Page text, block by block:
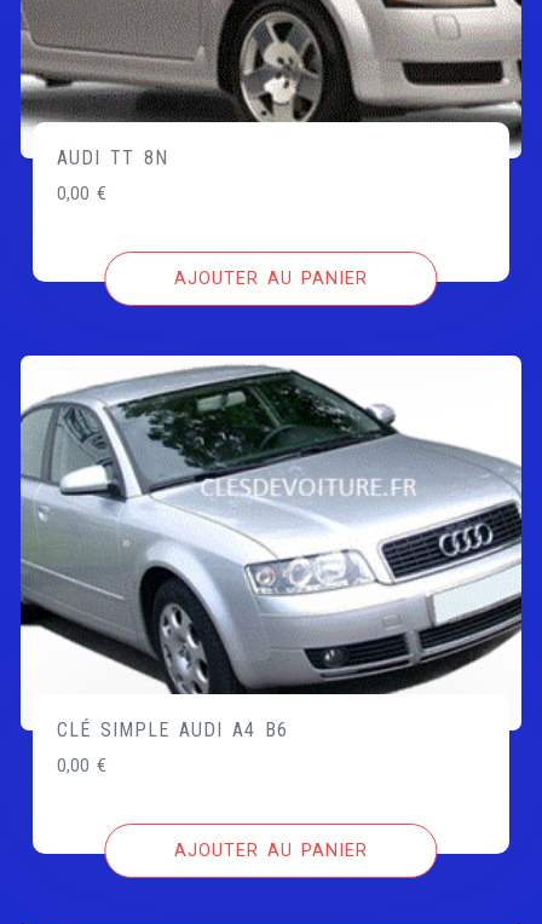
AUDI TT 8N
0,00€
AJOUTER AU PANIER
CLÉ SIMPLE AUDI A4 B6
0,00€
AJOUTER AU PANIER